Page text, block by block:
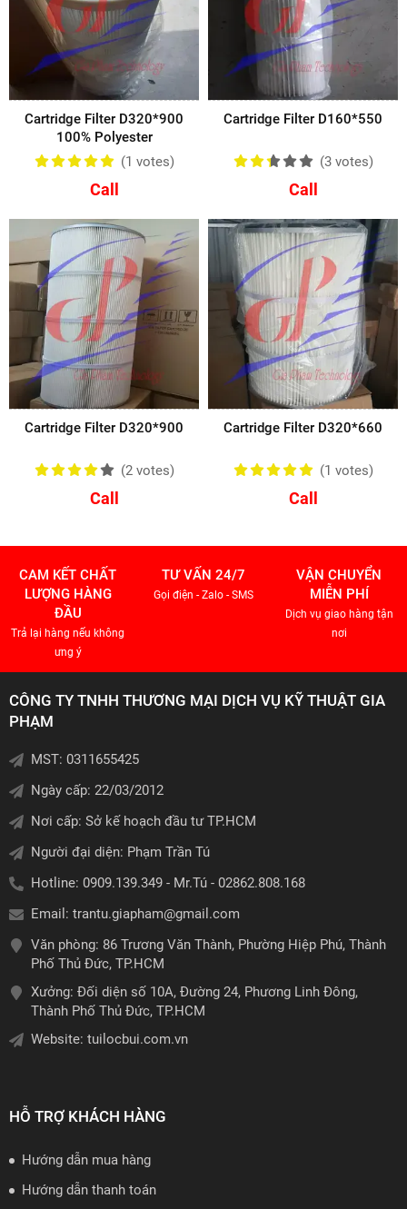
Cartridge Filter D320*900
100% Polyester
(1 votes)
Call
Cartridge Filter D160*550
(3 votes)
Call
Cartridge Filter D320*900
(2 votes)
Call
Cartridge Filter D320*660
(1 votes)
Call
CAM KẾT CHẤT
LƯỢNG HÀNG
ĐẦU
Trả lại hàng nếu không
ưng ý
TƯ VẤN 24/7
Gọi điện - Zalo - SMS
VẬN CHUYỂN
MIỄN PHÍ
Dịch vụ giao hàng tận
nơi
CÔNG TY TNHH THƯƠNG MẠI DỊCH VỤ KỸ THUẬT GIA
PHẠM
MST: 0311655425
Ngày cấp: 22/03/2012
Nơi cấp: Sở kế hoạch đầu tư TP.HCM
Người đại diện: Phạm Trần Tú
Hotline: 0909.139.349 - Mr.Tú - 02862.808.168
Email: trantu.giapham@gmail.com
Văn phòng: 86 Trương Văn Thành, Phường Hiệp Phú, Thành
Phố Thủ Đức, TP.HCM
Xưởng: Đối diện số 10A, Đường 24, Phương Linh Đông,
Thành Phố Thủ Đức, TP.HCM
Website: tuilocbui.com.vn
HỖ TRỢ KHÁCH HÀNG
Hướng dẫn mua hàng
Hướng dẫn thanh toán